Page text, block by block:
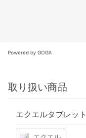
Powered by GOGA
取り扱い商品
エクエルタブレット